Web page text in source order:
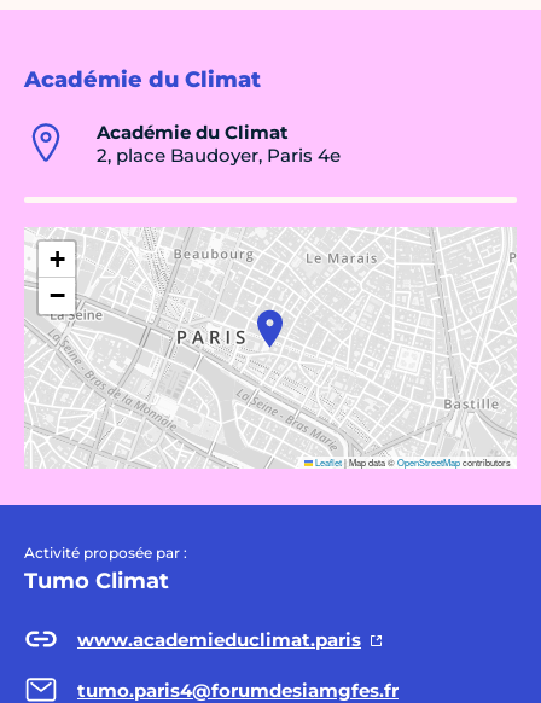
Académie du Climat
Académie du Climat
2, place Baudoyer, Paris 4e
+
−
Leaflet|Map data ©OpenStreetMapcontributors
Activité proposée par :
Tumo Climat
www.academieduclimat.paris
tumo.paris4@forumdesiamgfes.fr